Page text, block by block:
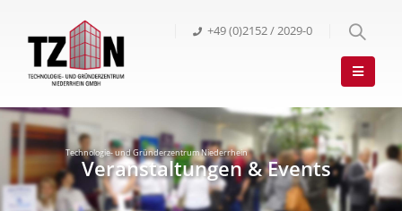
+49 (0)2152 / 2029-0